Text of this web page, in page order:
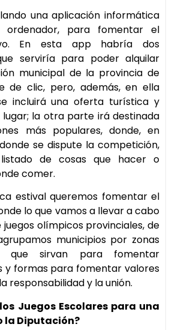
una aplicación informática
para fomentar el
En esta app habría dos
serviría para poder alquilar
municipal de la provincia de
de clic, pero, además, en ella
incluirá una oferta turística y
la otra parte irá destinada
más populares, donde, en
se dispute la competición,
de cosas que hacer o
comer.
estival queremos fomentar el
lo que vamos a llevar a cabo
juegos olímpicos provinciales, de
municipios por zonas
que sirvan para fomentar
y formas para fomentar valores
responsabilidad y la unión.
Juegos Escolares para una
la Diputación?